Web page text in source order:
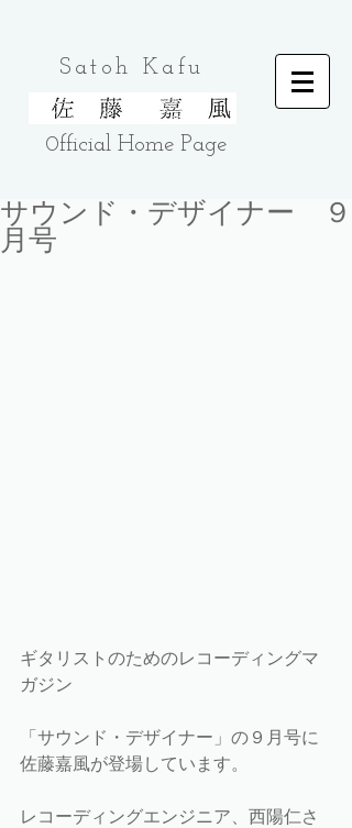
Satoh Kafu
0fficial HomePage
サウンド・デザイナー ９
月号
ギタリストのためのレコーディングマ
ガジン
「サウンド・デザイナー」の９月号に
佐藤嘉風が登場しています。
レコーディングエンジニア、西陽仁さ